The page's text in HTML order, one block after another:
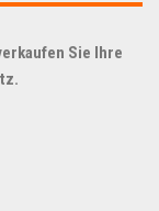
Sie Ihre